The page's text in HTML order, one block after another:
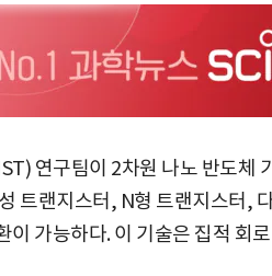
연구팀이 2차원 나노 반도체
트랜지스터, N형 트랜지스터,
이 가능하다. 이 기술은 집적 회